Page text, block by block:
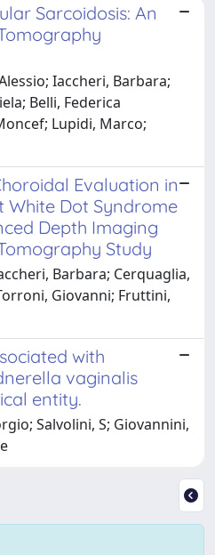
Sarcoidosis: An
Iaccheri, Barbara;
Belli, Federica
Lupidi, Marco;
Evaluation in
White Dot Syndrome
Depth Imaging
Study
Barbara; Cerquaglia,
Giovanni; Fruttini,
with
vaginalis
entity.
Salvolini, S; Giovannini,